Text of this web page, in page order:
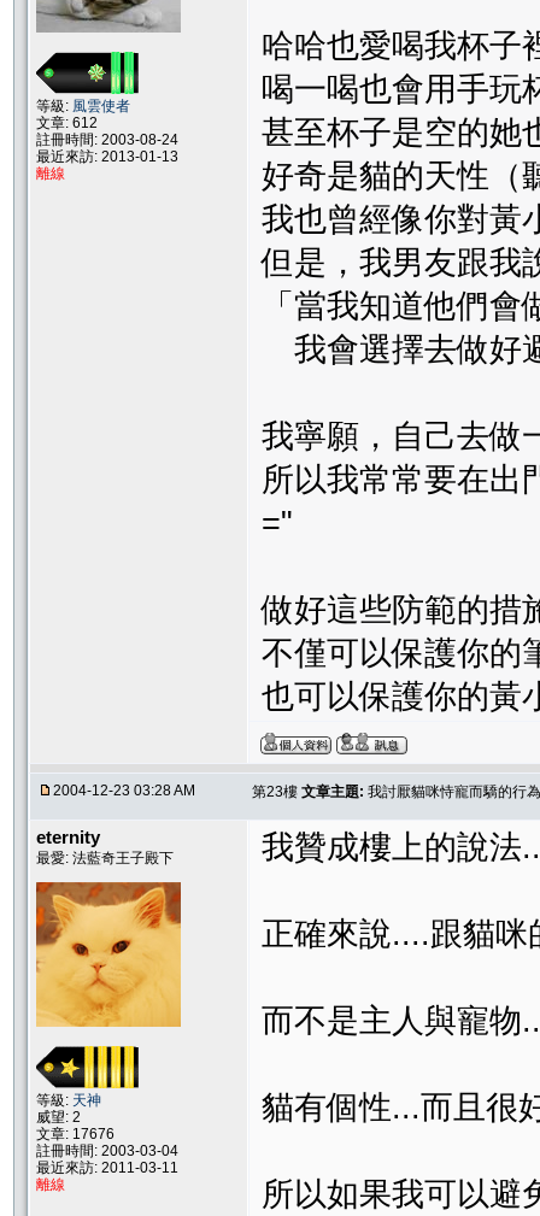
等級: 風雲使者
文章: 612
註冊時間: 2003-08-24
最近來訪: 2013-01-13
離線
哈哈也愛喝我杯子
喝一喝也會用手玩
甚至杯子是空的她
好奇是貓的天性（
我也曾經像你對黃
但是，我男友跟我
「當我知道他們
我會選擇去做好
我寧願，自己去做
所以我常常要在出
="
做好這些防範的措
不僅可以保護你的
也可以保護你的黃
2004-12-23 03:28 AM 第23樓 文章主題: 我討厭貓咪恃寵而驕的行
eternity
最愛: 法藍奇王子殿下
等級: 天神
威望: 2
文章: 17676
註冊時間: 2003-03-04
最近來訪: 2011-03-11
離線
我贊成樓上的說法
正確來說....跟貓
而不是主人與寵物
貓有個性...而且很
所以如果我可以避